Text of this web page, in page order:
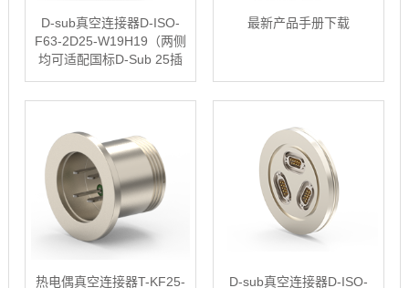
D-sub真空连接器D-ISO-
F63-2D25-W19H19（两侧
均可适配国标D-Sub 25插
最新产品手册下载
热电偶真空连接器T-KF25- D-sub真空连接器D-ISO-